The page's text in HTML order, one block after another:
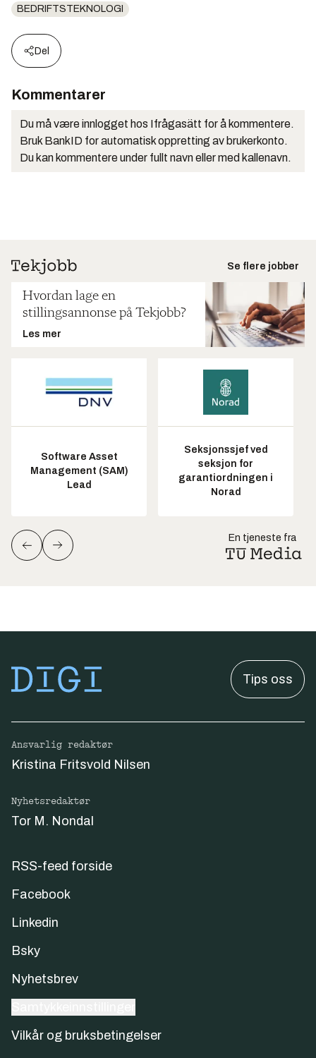
BEDRIFTSTEKNOLOGI
Del
Kommentarer
Du må være innlogget hos Ifrågasätt for å kommentere.
Bruk BankID for automatisk oppretting av brukerkonto.
Du kan kommentere under fullt navn eller med kallenavn.
Se flere jobber
Hvordan lage en
stillingsannonse på Tekjobb?
Les mer
Software Asset
Management (SAM)
Lead
Seksjonssjef ved
seksjon for
garantiordningen i
Norad
En tjeneste fra
Tips oss
Ansvarlig redaktør
Kristina Fritsvold Nilsen
Nyhetsredaktør
Tor M. Nondal
RSS-feed forside
Facebook
Linkedin
Bsky
Nyhetsbrev
Vilkår og bruksbetingelser